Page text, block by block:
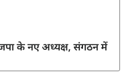
के नए अध्यक्ष, संगठन में